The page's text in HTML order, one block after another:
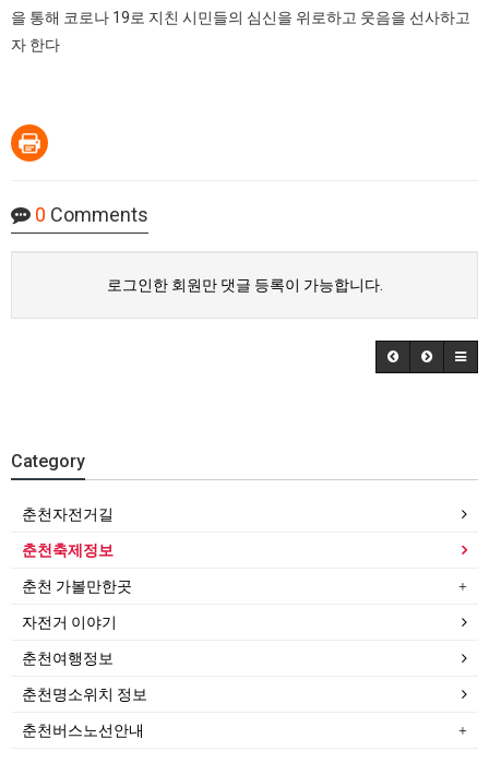
을 통해 코로나 19로 지친 시민들의 심신을 위로하고 웃음을 선사하고
자 한다
0 Comments
로그인한 회원만 댓글 등록이 가능합니다.
Category
춘천자전거길
춘천축제정보
춘천 가볼만한곳
자전거 이야기
춘천여행정보
춘천명소위치 정보
춘천버스노선안내